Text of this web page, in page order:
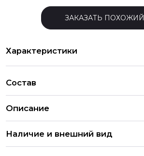
ЗАКАЗАТЬ ПОХОЖИЙ
Характеристики
Состав
Описание
Наличие и внешний вид